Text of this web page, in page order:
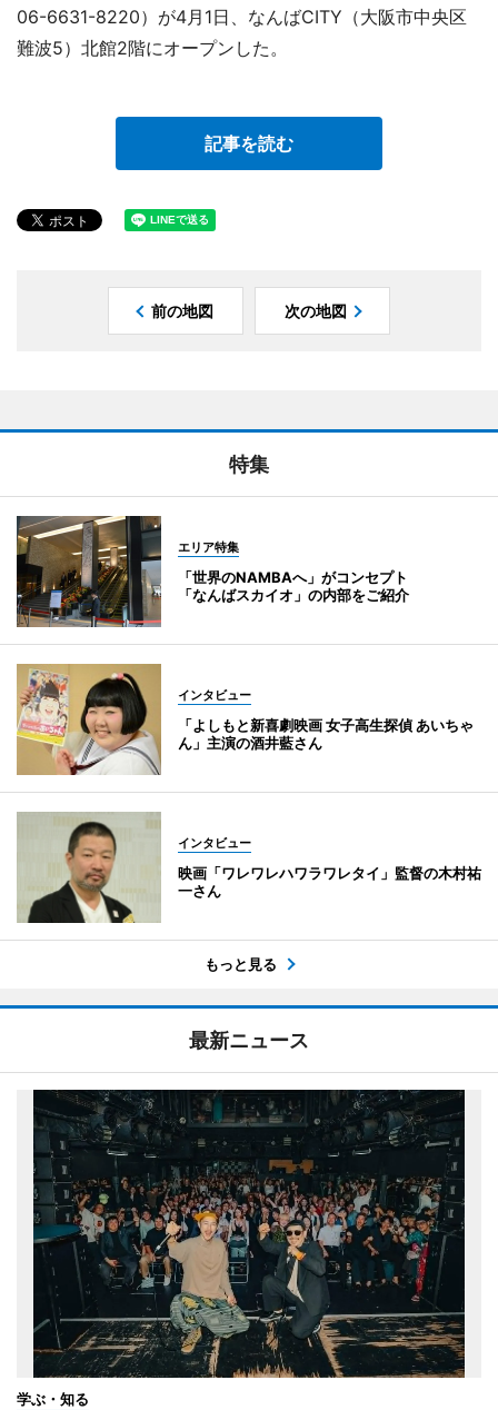
06-6631-8220）が4月1日、なんばCITY（大阪市中央区
難波5）北館2階にオープンした。
記事を読む
前の地図 次の地図
特集
エリア特集
「世界のNAMBAへ」がコンセプト
「なんばスカイオ」の内部をご紹介
インタビュー
「よしもと新喜劇映画 女子高生探偵 あいちゃ
ん」主演の酒井藍さん
インタビュー
映画「ワレワレハワラワレタイ」監督の木村祐
一さん
もっと見る
最新ニュース
学ぶ・知る